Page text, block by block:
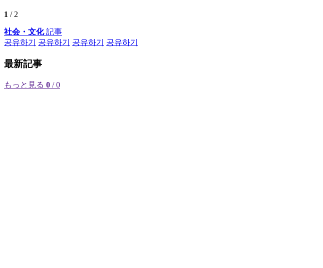
1 / 2
社会・文化記事
공유하기
공유하기 공유하기 공유하기
最新記事
もっと見る 0 / 0